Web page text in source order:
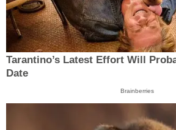
Tarantino’s Latest Effort Will
Date
Brainberries